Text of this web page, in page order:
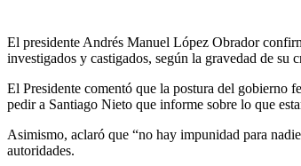
El presidente Andrés Manuel López Obrador
investigados y castigados, según la gravedad de
El Presidente comentó que la postura del gobierno
pedir a Santiago Nieto que informe sobre lo que
Asimismo, aclaró que “no hay impunidad para
autoridades.